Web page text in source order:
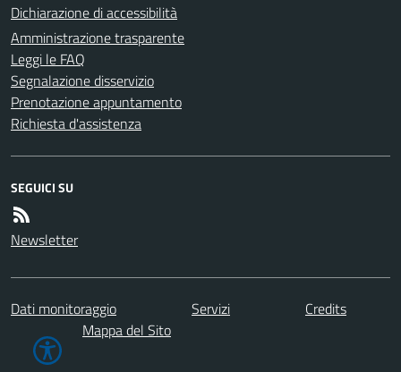
Dichiarazione di accessibilità
Amministrazione trasparente
Leggi le FAQ
Segnalazione disservizio
Prenotazione appuntamento
Richiesta d'assistenza
SEGUICI SU
Newsletter
Dati monitoraggio Servizi
Credits
Mappa del Sito